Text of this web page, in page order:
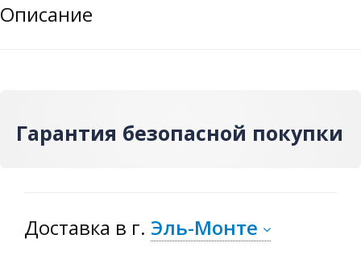
Описание
Гарантия безопасной покупки
Доставка в г. Эль-Монте